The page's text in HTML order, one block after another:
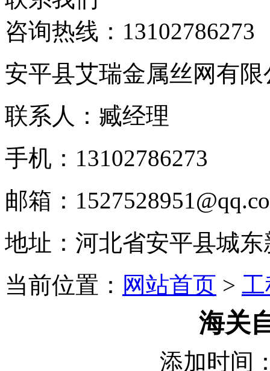
咨询热线： 13102786273
安平县艾瑞金属丝网有限
联系人：臧经理
手机：13102786273
邮箱：
地址：河北省安平县城
当前位置： 网站首页 >
海关
添加时间